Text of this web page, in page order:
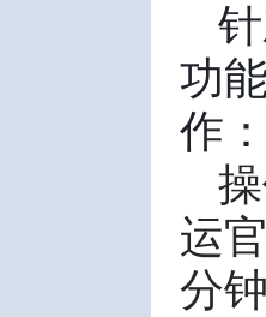
功
作
运
分